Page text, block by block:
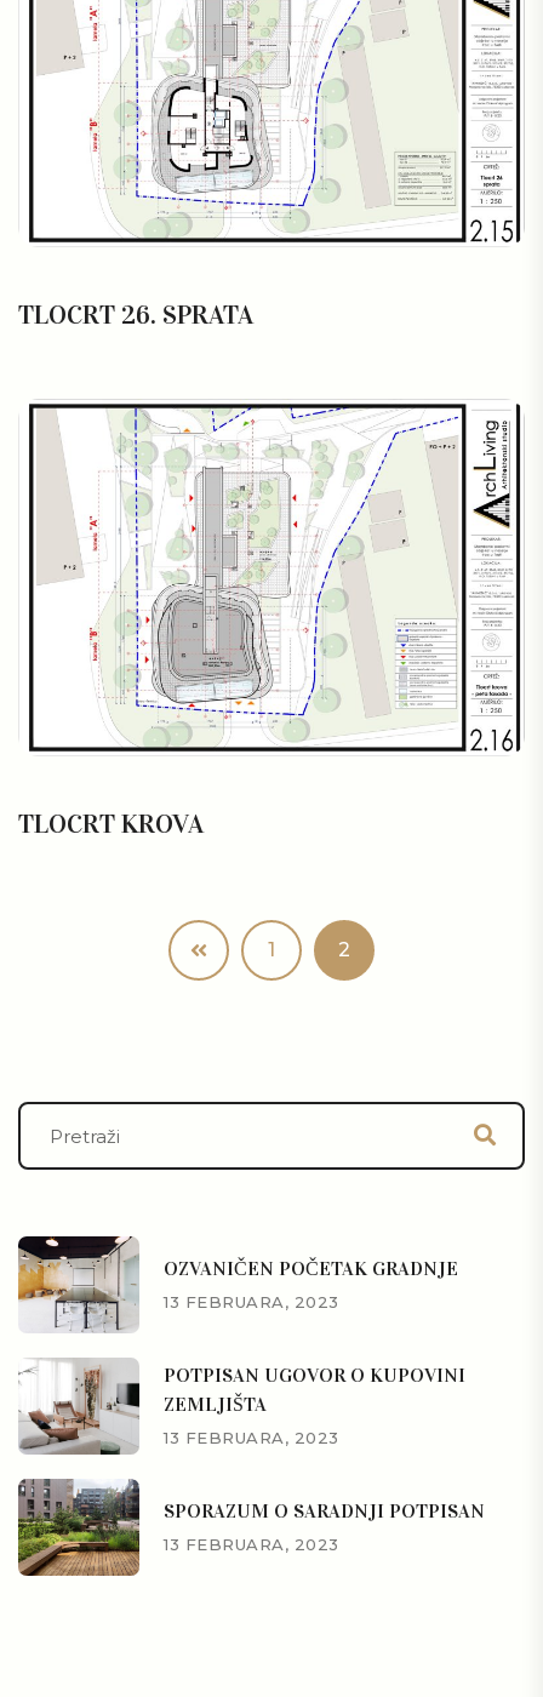
TLOCRT 26. SPRATA
TLOCRT KROVA
1 2
OZVANIČEN POČETAK GRADNJE
13 FEBRUARA, 2023
POTPISAN UGOVOR O KUPOVINI
ZEMLJIŠTA
13 FEBRUARA, 2023
SPORAZUM O SARADNJI POTPISAN
13 FEBRUARA, 2023